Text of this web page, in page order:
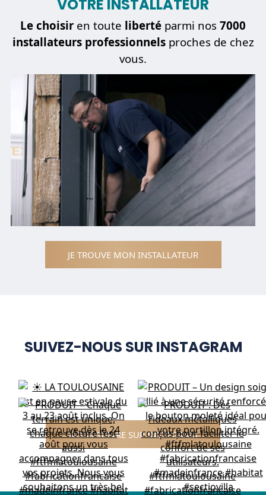
VOTRE INSTALLATEUR
Le choisir en toute liberté parmi nos 7000
installateurs professionnelsproches de chez
vous.
JE TROUVE MON INSTALLATEUR
SUIVEZ-NOUS SUR INSTAGRAM
NOUS SUIVRE SUR INSTAGRAM